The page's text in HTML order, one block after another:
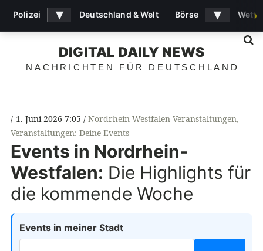
DIGITAL DAILY NEWS
NACHRICHTEN FÜR DEUTSCHLAND
1. Juni 2026 7:05 Nordrhein-Westfalen Veranstaltungen,
Veranstaltungen: Deine Events
Events in Nordrhein-
Westfalen: Die Highlights für
die kommende Woche
Events in meiner Stadt
Polizei ▾ Deutschland & Welt Börse ▾ ›